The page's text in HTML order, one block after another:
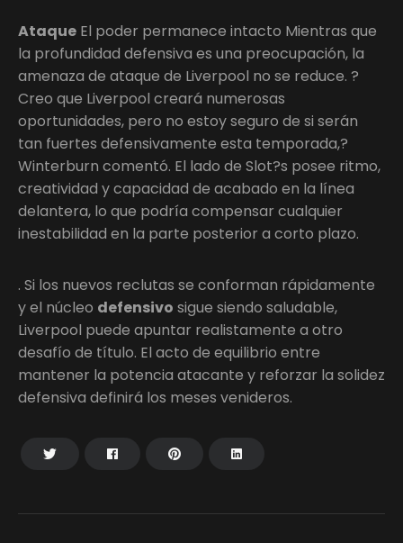
Ataque El poder permanece intacto Mientras que
la profundidad defensiva es una preocupación, la
amenaza de ataque de Liverpool no se reduce. ?
Creo que Liverpool creará numerosas
oportunidades, pero no estoy seguro de si serán
tan fuertes defensivamente esta temporada,?
Winterburn comentó. El lado de Slot?s posee ritmo,
creatividad y capacidad de acabado en la línea
delantera, lo que podría compensar cualquier
inestabilidad en la parte posterior a corto plazo.
. Si los nuevos reclutas se conforman rápidamente
y el núcleo defensivo sigue siendo saludable,
Liverpool puede apuntar realistamente a otro
desafío de título. El acto de equilibrio entre
mantener la potencia atacante y reforzar la solidez
defensiva definirá los meses venideros.